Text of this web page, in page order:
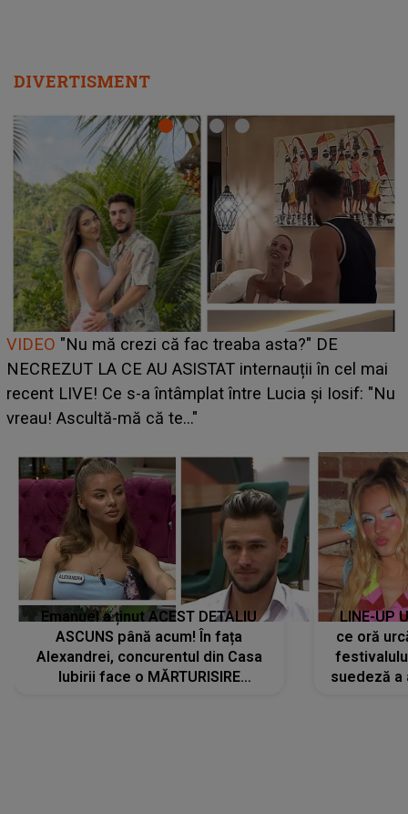
DIVERTISMENT
Cine este Bianca, tânăra clujeancă luată pe scenă la
UNTOLD ONE de Zara Larsson? Aceasta a dezvăluit
ce i-a spus artista suedeză în culise: „Nu am fost
pregătită...”
Emanuel a ținut ACEST DETALIU
ASCUNS până acum! În fața
Alexandrei, concurentul din Casa
Iubirii face o MĂRTURISIRE
LINE-UP
ce oră
suedeză a